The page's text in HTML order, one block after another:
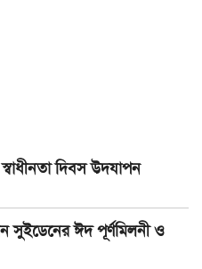
দিবস উদযাপন
সুইডেনের ঈদ পূর্ণমিলনী ও